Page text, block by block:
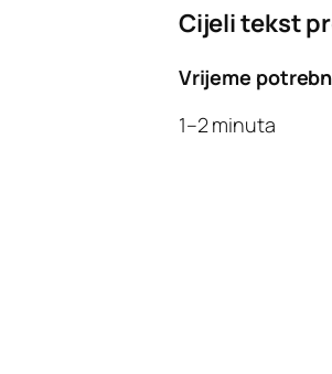
Cijeli tekst
Vrijeme
1–2 minuta